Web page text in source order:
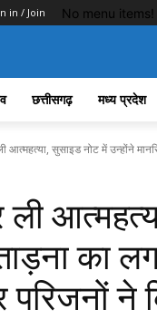
in / Join No menu items!
छत्तीसगढ़ मध्य प्रदेश
आत्महत्या, सुसाइड नोट में उन्होंने
का
ने